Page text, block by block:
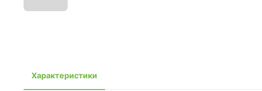
Характеристики